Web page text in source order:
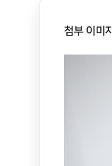
첨부 이미지